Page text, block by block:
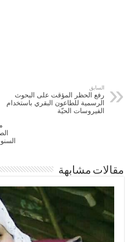
السابق
رفع الحظر المؤقت على البحوث
الرسمية للطاعون البقري باستخدام
الفيروسات الحيّة
مقالات مشابهة